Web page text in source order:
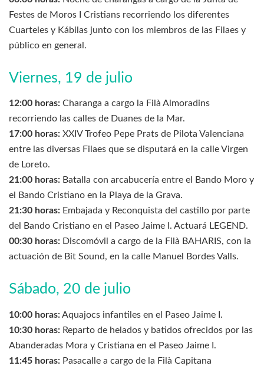
Festes de Moros I Cristians recorriendo los diferentes
Cuarteles y Kábilas junto con los miembros de las Filaes y
público en general.
Viernes, 19 de julio
12:00 horas: Charanga a cargo la Filà Almoradins
recorriendo las calles de Duanes de la Mar.
17:00 horas: XXIV Trofeo Pepe Prats de Pilota Valenciana
entre las diversas Filaes que se disputará en la calle Virgen
de Loreto.
21:00 horas: Batalla con arcabucería entre el Bando Moro y
el Bando Cristiano en la Playa de la Grava.
21:30 horas: Embajada y Reconquista del castillo por parte
del Bando Cristiano en el Paseo Jaime I. Actuará LEGEND.
00:30 horas: Discomóvil a cargo de la Filà BAHARIS, con la
actuación de Bit Sound, en la calle Manuel Bordes Valls.
Sábado, 20 de julio
10:00 horas:Aquajocs infantiles en el Paseo Jaime I.
10:30 horas: Reparto de helados y batidos ofrecidos por las
Abanderadas Mora y Cristiana en el Paseo Jaime I.
11:45 horas: Pasacalle a cargo de la Filà Capitana